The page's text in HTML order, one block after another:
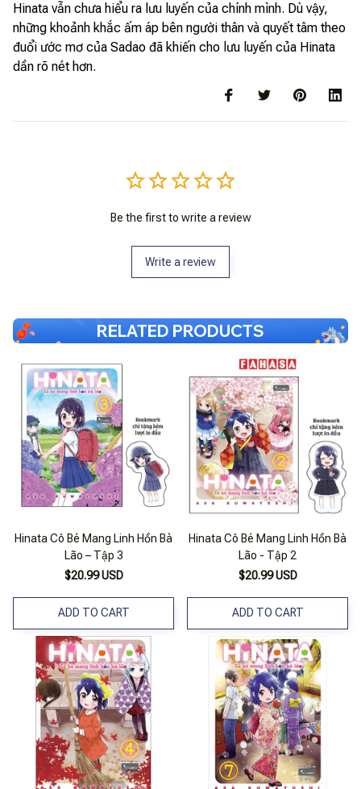
Hinata vẫn chưa hiểu ra lưu luyến của chính mình. Dù vậy,
những khoảnh khắc ấm áp bên người thân và quyết tâm theo
đuổi ước mơ của Sadao đã khiến cho lưu luyến của Hinata
dần rõ nét hơn.
Be the first to write a review
Write a review
RELATED PRODUCTS
Hinata Cô Bé Mang Linh Hồn Bà
Lão – Tập 3
$20.99 USD
ADD TO CART
Hinata Cô Bé Mang Linh Hồn Bà
Lão - Tập 2
$20.99 USD
ADD TO CART